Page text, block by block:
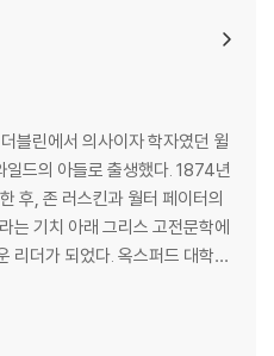
블린에서 의사이자 학자였던 윌
일드의 아들로 출생했다. 1874년
후, 존 러스킨과 월터 페이터의
는 기치 아래 그리스 고전문학에
다. 옥스퍼드 대학교
지은 시 「라벤나」로 뉴디게이트
시작한다. ‘예술을 위한 예술’을